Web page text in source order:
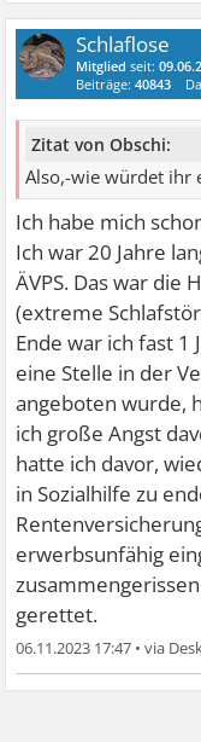
Schlaflose
Mitglied seit:
Beiträge:40843
Zitat von Obschi:
Also,-wie würdet ihr
Ich habe mich
Ich war 20 Jahre
ÄVPS. Das war die
(extreme
Ende war ich fast 1
eine Stelle in der
angeboten wurde,
ich große Angst
hatte ich davor,
in Sozialhilfe zu
erwerbsunfähig
gerettet.
06.11.2023 17:47 •